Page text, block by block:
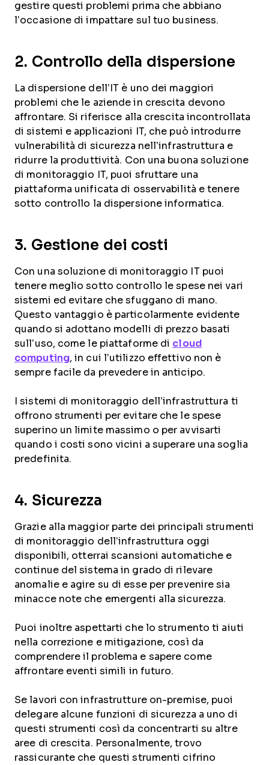
gestire questi problemi prima che abbiano
l’occasione di impattare sul tuo business.
2. Controllo della dispersione
La dispersione dell’IT è uno dei maggiori
problemi che le aziende in crescita devono
affrontare. Si riferisce alla crescita incontrollata
di sistemi e applicazioni IT, che può introdurre
vulnerabilità di sicurezza nell’infrastruttura e
ridurre la produttività. Con una buona soluzione
di monitoraggio IT, puoi sfruttare una
piattaforma unificata di osservabilità e tenere
sotto controllo la dispersione informatica.
3. Gestione dei costi
Con una soluzione di monitoraggio IT puoi
tenere meglio sotto controllo le spese nei vari
sistemi ed evitare che sfuggano di mano.
Questo vantaggio è particolarmente evidente
quando si adottano modelli di prezzo basati
sull’uso, come le piattaforme di cloud
computing, in cui l’utilizzo effettivo non è
sempre facile da prevedere in anticipo.
I sistemi di monitoraggio dell’infrastruttura ti
offrono strumenti per evitare che le spese
superino un limite massimo o per avvisarti
quando i costi sono vicini a superare una soglia
predefinita.
4. Sicurezza
Grazie alla maggior parte dei principali strumenti
di monitoraggio dell’infrastruttura oggi
disponibili, otterrai scansioni automatiche e
continue del sistema in grado di rilevare
anomalie e agire su di esse per prevenire sia
minacce note che emergenti alla sicurezza.
Puoi inoltre aspettarti che lo strumento ti aiuti
nella correzione e mitigazione, così da
comprendere il problema e sapere come
affrontare eventi simili in futuro.
Se lavori con infrastrutture on-premise, puoi
delegare alcune funzioni di sicurezza a uno di
questi strumenti così da concentrarti su altre
aree di crescita. Personalmente, trovo
rassicurante che questi strumenti cifrino